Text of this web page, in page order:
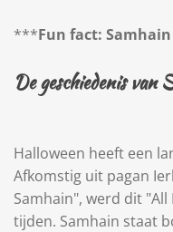
***Fun fact:
De geschiedenis van
Halloween heeft een
Afkomstig uit pagan
Samhain", werd dit
tijden. Samhain staat